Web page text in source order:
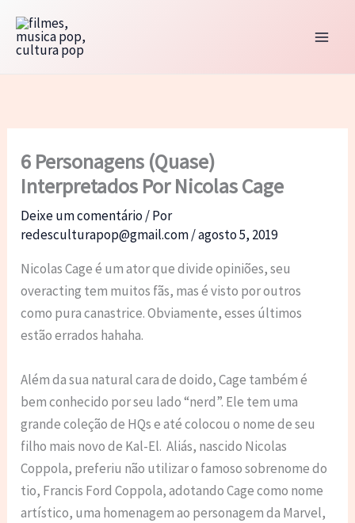
para
6 Personagens (Quase)
Interpretados Por Nicolas Cage
Deixe um comentário/ Por
redesculturapop@gmail.com/agosto 5, 2019
Nicolas Cage é um ator que divide opiniões, seu
overacting tem muitos fãs, mas é visto por outros
como pura canastrice. Obviamente, esses últimos
estão errados hahaha.
Além da sua natural cara de doido, Cage também é
bem conhecido por seu lado “nerd”. Ele tem uma
grande coleção de HQs e até colocou o nome de seu
filho mais novo de Kal-El. Aliás, nascido Nicolas
Coppola, preferiu não utilizar o famoso sobrenome do
tio, Francis Ford Coppola, adotando Cage como nome
artístico, uma homenagem ao personagem da Marvel,